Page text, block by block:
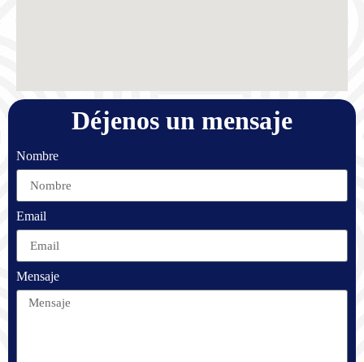
Déjenos un mensaje
Nombre
Email
Mensaje